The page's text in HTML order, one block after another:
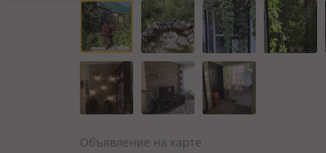
Объявление на карте